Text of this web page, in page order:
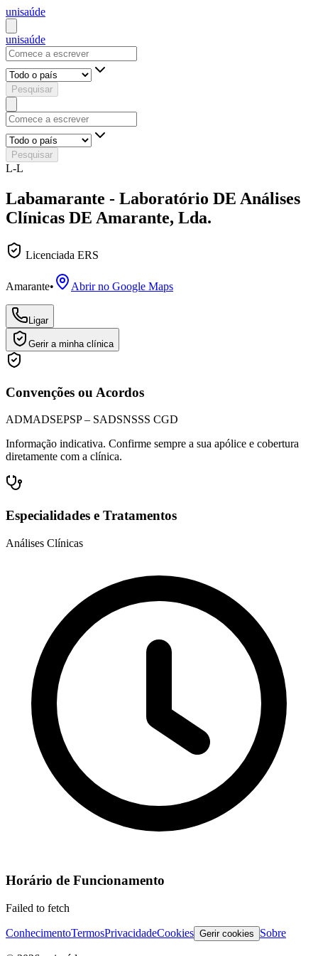
unisaúde
unisaúde
Pesquisar
Pesquisar
L-L
Labamarante - Laboratório DE Análises
Clínicas DE Amarante, Lda.
Licenciada ERS
Amarante• Abrir no Google Maps
Ligar
Gerir a minha clínica
Convenções ou Acordos
ADMADSEPSP – SADSNSSS CGD
Informação indicativa. Confirme sempre a sua apólice e cobertura
diretamente com a clínica.
Especialidades e Tratamentos
Análises Clínicas
Horário de Funcionamento
Failed to fetch
ConhecimentoTermosPrivacidadeCookies Gerir cookies Sobre